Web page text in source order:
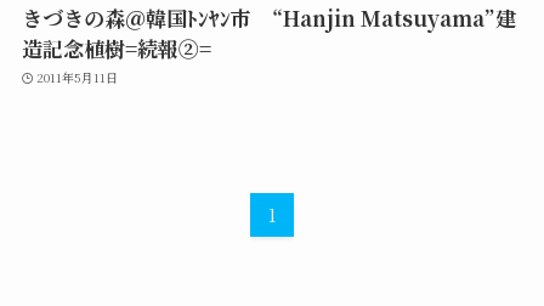
きづきの森＠韓国ﾄﾝﾔﾝ市 “Hanjin Matsuyama”建
造記念植樹=続報②=
2011年5月11日
1